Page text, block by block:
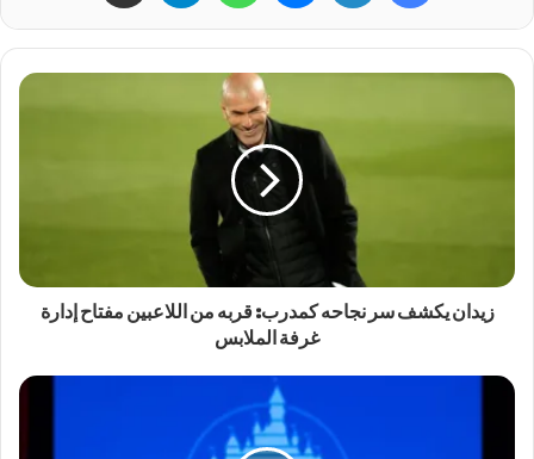
زيدان يكشف سر نجاحه كمدرب: قربه من اللاعبين مفتاح إدارة
غرفة الملابس